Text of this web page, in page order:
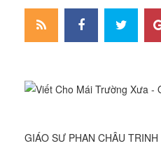
GIÁO SƯ PHAN CHÂU